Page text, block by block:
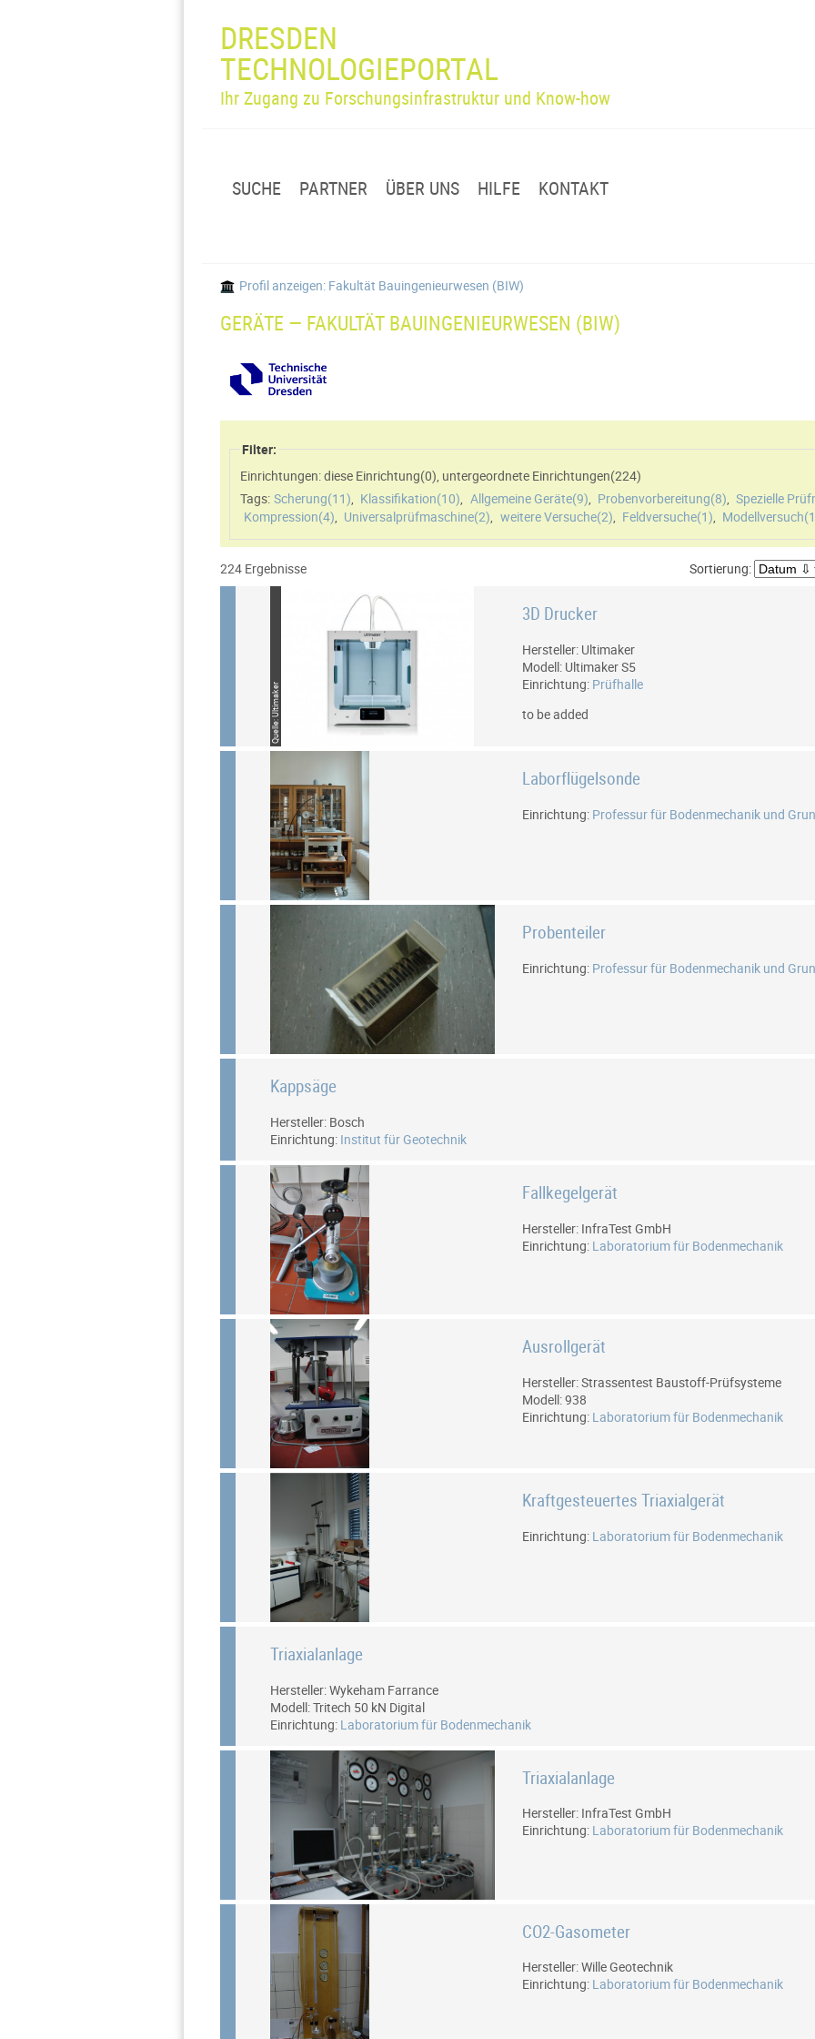
DRESDEN
TECHNOLOGIEPORTAL
Ihr Zugang zu Forschungsinfrastruktur und Know-how
SUCHE PARTNER ÜBER UNS HILFE KONTAKT
Profil anzeigen: Fakultät Bauingenieurwesen (BIW)
GERÄTE — FAKULTÄT BAUINGENIEURWESEN (BIW)
Filter:
Einrichtungen: diese Einrichtung(0), untergeordnete Einrichtungen(224)
Tags: Scherung(11), Klassifikation(10), Allgemeine Geräte(9), Probenvorbereitung(8), Spezielle
Kompression(4), Universalprüfmaschine(2), weitere Versuche(2), Feldversuche(1), Modellversuch(
Sortierung:
224 Ergebnisse
Quelle: Ultimaker
3D Drucker
Hersteller: Ultimaker
Modell: Ultimaker S5
Einrichtung: Prüfhalle
to be added
Laborflügelsonde
Einrichtung: Professur für Bodenmechanik und
Probenteiler
Einrichtung: Professur für Bodenmechanik und
Kappsäge
Hersteller: Bosch
Einrichtung: Institut für Geotechnik
Fallkegelgerät
Hersteller: InfraTest GmbH
Einrichtung: Laboratorium für Bodenmechanik
Ausrollgerät
Hersteller: Strassentest Baustoff-Prüfsysteme
Modell: 938
Einrichtung: Laboratorium für Bodenmechanik
Kraftgesteuertes Triaxialgerät
Einrichtung: Laboratorium für Bodenmechanik
Triaxialanlage
Hersteller: Wykeham Farrance
Modell: Tritech 50 kN Digital
Einrichtung: Laboratorium für Bodenmechanik
Triaxialanlage
Hersteller: InfraTest GmbH
Einrichtung: Laboratorium für Bodenmechanik
CO2-Gasometer
Hersteller: Wille Geotechnik
Einrichtung: Laboratorium für Bodenmechanik